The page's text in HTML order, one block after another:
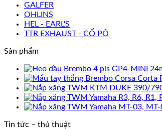
GALFER
OHLINS
HEL - EARL'S
TTR EXHAUST - CỔ PÔ
Sản phẩm
Tin tức – thủ thuật